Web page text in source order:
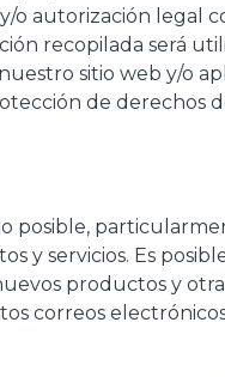
o autorización legal
recopilada será
sitio web y/o
de derechos
posible,
y servicios. Es
productos y
correos electrónicos